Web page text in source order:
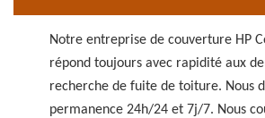
Notre entreprise de couverture HP
répond toujours avec rapidité aux
recherche de fuite de toiture. Nous
permanence 24h/24 et 7j/7. Nous